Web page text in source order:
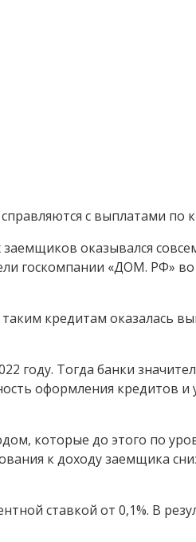
с выплатами по
оказывался
госкомпании «ДОМ. РФ»
кредитам оказалась
году. Тогда банки
оформления кредитов и
которые до этого по
к доходу заемщика
ставкой от 0,1%. В